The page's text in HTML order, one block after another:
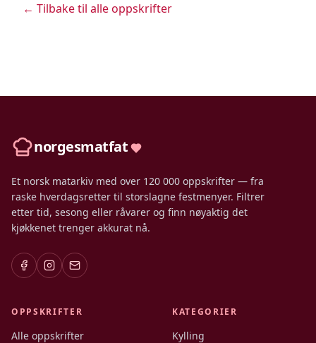
← Tilbake til alle oppskrifter
norgesmatfat
Et norsk matarkiv med over 120 000 oppskrifter — fra
raske hverdagsretter til storslagne festmenyer. Filtrer
etter tid, sesong eller råvarer og finn nøyaktig det
kjøkkenet trenger akkurat nå.
OPPSKRIFTER
Alle oppskrifter
KATEGORIER
Kylling